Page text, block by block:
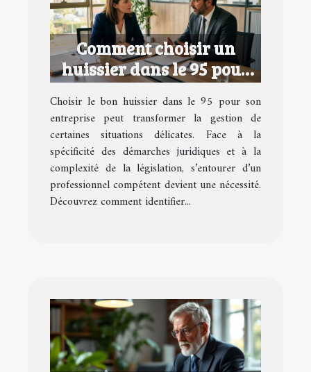
Comment choisir un
huissier dans le 95 pour
votre entreprise ?
Choisir le bon huissier dans le 95 pour son
entreprise peut transformer la gestion de
certaines situations délicates. Face à la
spécificité des démarches juridiques et à la
complexité de la législation, s’entourer d’un
professionnel compétent devient une nécessité.
Découvrez comment identifier...